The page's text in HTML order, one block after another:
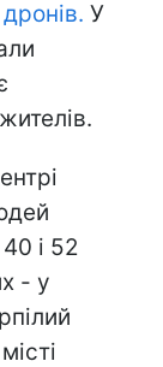
У
і 52
- у